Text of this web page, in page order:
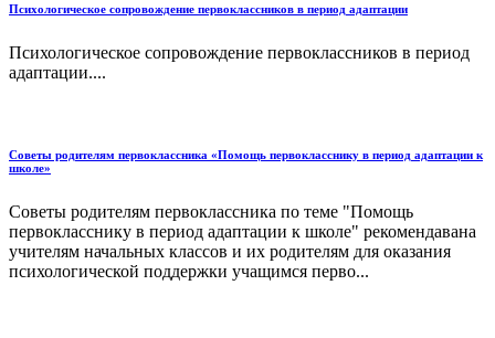
Психологическое сопровождение первоклассников в период адаптации
Психологическое сопровождение первоклассников в период
адаптации....
Советы родителям первоклассника «Помощь первокласснику в период адаптации к
школе»
Советы родителям первоклассника по теме "Помощь
первокласснику в период адаптации к школе" рекомендавана
учителям начальных классов и их родителям для оказания
психологической поддержки учащимся перво...